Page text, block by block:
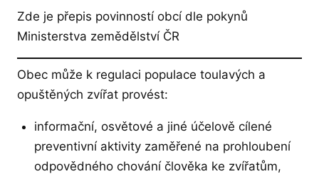
Zde je přepis povinností obcí dle pokynů
Ministerstva zemědělství ČR
Obec může k regulaci populace toulavých a
opuštěných zvířat provést:
informační, osvětové a jiné účelově cílené
preventivní aktivity zaměřené na prohloubení
odpovědného chování člověka ke zvířatům,